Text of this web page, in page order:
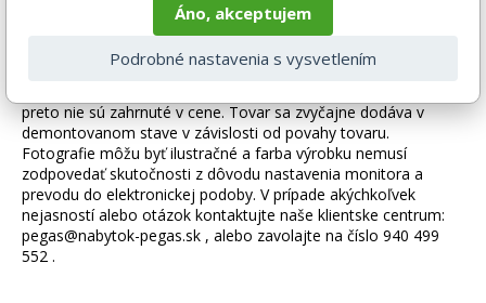
panel je možné zakúpiť ako sadu alebo samostatne.
Tovar sa dodáva bez príslušenstva a dekorácií (napr. textilných
preto nie sú zahrnuté v cene. Tovar sa zvyčajne dodáva v
demontovanom stave v závislosti od povahy tovaru.
Fotografie môžu byť ilustračné a farba výrobku nemusí
zodpovedať skutočnosti z dôvodu nastavenia monitora a
prevodu do elektronickej podoby. V prípade akýchkoľvek
nejasností alebo otázok kontaktujte naše klientske centrum:
pegas@nabytok-pegas.sk , alebo zavolajte na číslo 940 499
552 .
Áno, akceptujem
Podrobné nastavenia s vysvetlením